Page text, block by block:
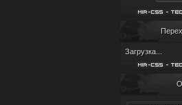
Загрузка...